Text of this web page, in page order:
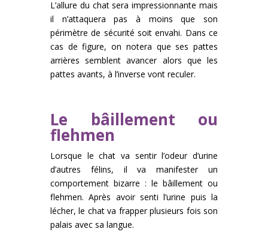
L’allure du chat sera impressionnante mais
il n’attaquera pas à moins que son
périmètre de sécurité soit envahi. Dans ce
cas de figure, on notera que ses pattes
arrières semblent avancer alors que les
pattes avants, à l’inverse vont reculer.
Le bâillement ou
flehmen
Lorsque le chat va sentir l’odeur d’urine
d’autres félins, il va manifester un
comportement bizarre : le bâillement ou
flehmen. Après avoir senti l’urine puis la
lécher, le chat va frapper plusieurs fois son
palais avec sa langue.